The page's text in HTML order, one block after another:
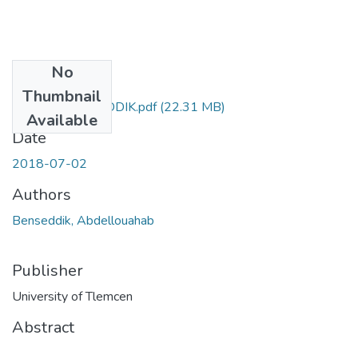
No
Thumbnail
Available
Doct.GM.BENSEDDIK.pdf(22.31 MB)
Date
2018-07-02
Authors
Benseddik, Abdellouahab
Publisher
University of Tlemcen
Abstract